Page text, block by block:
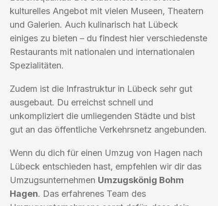
kulturelles Angebot mit vielen Museen, Theatern
und Galerien. Auch kulinarisch hat Lübeck
einiges zu bieten – du findest hier verschiedenste
Restaurants mit nationalen und internationalen
Spezialitäten.
Zudem ist die Infrastruktur in Lübeck sehr gut
ausgebaut. Du erreichst schnell und
unkompliziert die umliegenden Städte und bist
gut an das öffentliche Verkehrsnetz angebunden.
Wenn du dich für einen Umzug von Hagen nach
Lübeck entschieden hast, empfehlen wir dir das
Umzugsunternehmen Umzugskönig Bohm
Hagen. Das erfahrenes Team des